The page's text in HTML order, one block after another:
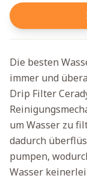
Die besten
immer und
Drip Filter
um Wasser zu
dadurch
pumpen,
Wasser